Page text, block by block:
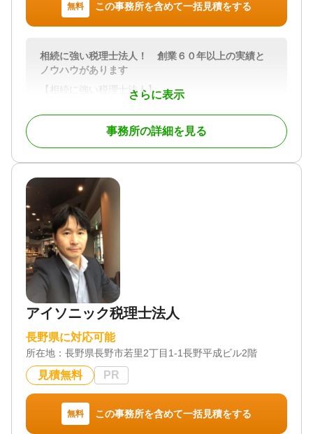
無料 この事務所を含めて一括見積をする
さらに表示
相続に強い税理士法人！ 創業６０年以上の実績と
ノウハウがあります
【相続に強い税理士法人】
三澤会計では、毎年多くの相続相談を承っていま
す。（相続取扱地域最大級！）創業６０年以上の歴
史の中で培った相続の申告やお手続きに関する実績
とノウハウがあります。
三澤会計では、相続専門スタッフが相続申告から
不動産や金融資産の名義変更まで、きめ細かい対応
をいたします。
【迅速な対応】
相続専門スタッフがいますので、申告期限が迫っ
ている場合でも対応が可能です。
【アフターフォロー】
税務調査対策や二次相続対策を検討します。
【専門家ネットワーク】
三澤会計グループには、税理士、行政書士など多
くの専門家が在籍しております。また、弁護士、司
法書士など他の専門家とのネットワークもあるた
め、自分で専門家を探さなくても、ワンストップで
様々な問題に対応が可能です。
事務所の詳細を見る
アイソニック税理士法人
長野県に対応可能
所在地： 長野県長野市若里2丁目1-1長野平成ビル2階
見積無料 PR
無料 この事務所を含めて一括見積をする